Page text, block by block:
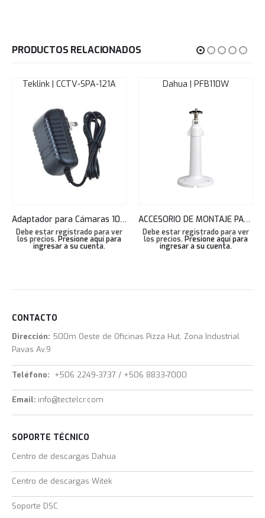
PRODUCTOS RELACIONADOS
Teklink | CCTV-SPA-121A
Adaptador para Cámaras 100-240VAC 1 AP
Debe estar registrado para ver
los precios. Presione aquí para
ingresar a su cuenta.
Dahua | PFB110W
ACCESORIO DE MONTAJE PARED PLANO O CIELORASO DAHUA ALUMINIO PFB110W
Debe estar registrado para ver
los precios. Presione aquí para
ingresar a su cuenta.
CONTACTO
Dirección: 500m Oeste de Oficinas Pizza Hut, Zona Industrial
Pavas Av.9
Teléfono: +506 2249-3737 / +506 8833-7000
Email: info@tectelcr.com
SOPORTE TÉCNICO
Centro de descargas Dahua
Centro de descargas Witek
Soporte DSC